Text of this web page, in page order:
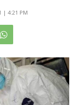
| 4:21 PM